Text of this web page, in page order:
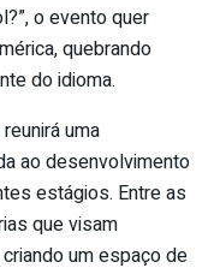
o evento quer
quebrando
do idioma.
uma
ao desenvolvimento
estágios. Entre as
que visam
um espaço de